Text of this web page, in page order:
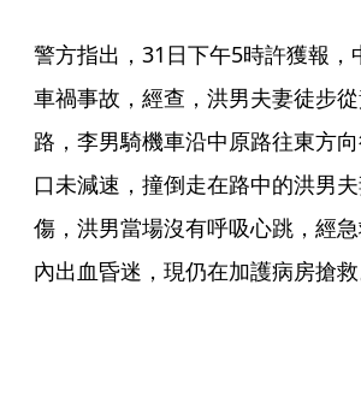
警方指出，31日下午5時許獲報，
車禍事故，經查，洪男夫妻徒步
路，李男騎機車沿中原路往東方
口未減速，撞倒走在路中的洪男
傷，洪男當場沒有呼吸心跳，經
內出血昏迷，現仍在加護病房搶救